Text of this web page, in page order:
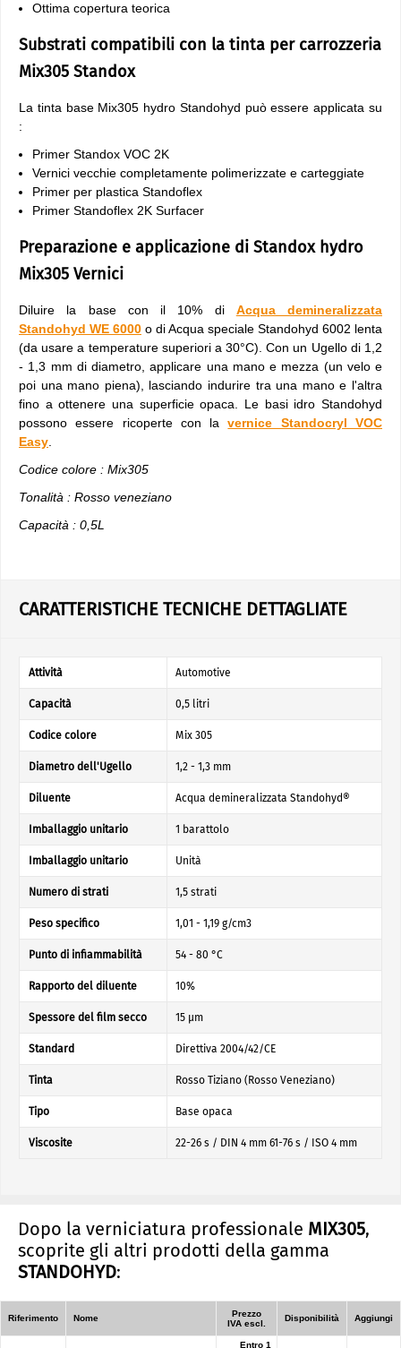
Ottima copertura teorica
Substrati compatibili con la tinta per carrozzeria
Mix305 Standox
La tinta base Mix305 hydro Standohyd può essere applicata su
:
Primer Standox VOC 2K
Vernici vecchie completamente polimerizzate e carteggiate
Primer per plastica Standoflex
Primer Standoflex 2K Surfacer
Preparazione e applicazione di Standox hydro
Mix305 Vernici
Diluire la base con il 10% di Acqua demineralizzata
Standohyd WE 6000 o di Acqua speciale Standohyd 6002 lenta
(da usare a temperature superiori a 30°C). Con un Ugello di 1,2
- 1,3 mm di diametro, applicare una mano e mezza (un velo e
poi una mano piena), lasciando indurire tra una mano e l'altra
fino a ottenere una superficie opaca. Le basi idro Standohyd
possono essere ricoperte con lavernice Standocryl VOC
Easy
Codice colore : Mix305
Tonalità : Rosso veneziano
Capacità : 0,5L
CARATTERISTICHE TECNICHE DETTAGLIATE
Attività Automotive
Capacità 0,5 litri
Codice colore Mix 305
Diametro dell'Ugello 1,2 - 1,3 mm
Diluente Acqua demineralizzata Standohyd®
Imballaggio unitario 1 barattolo
Imballaggio unitario Unità
Numero di strati 1,5 strati
Peso specifico 1,01 - 1,19 g/cm3
Punto di infiammabilità 54 - 80 °C
Rapporto del diluente 10%
Spessore del film secco 15 µm
Standard Direttiva 2004/42/CE
Tinta Rosso Tiziano (Rosso Veneziano)
Tipo Base opaca
Viscosite 22-26 s / DIN 4 mm 61-76 s / ISO 4 mm
Dopo la verniciatura professionale MIX305,
scoprite gli altri prodotti della gamma
STANDOHYD:
Riferimento Nome
Prezzo
IVA escl.
Disponibilità Aggiungi
Entro 1